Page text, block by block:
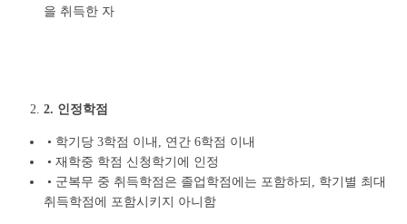
을 취득한 자
2. 인정학점
• 학기당 3학점 이내, 연간 6학점 이내
• 재학중 학점 신청학기에 인정
• 군복무 중 취득학점은 졸업학점에는 포함하되, 학기별 최대
취득학점에 포함시키지 아니함